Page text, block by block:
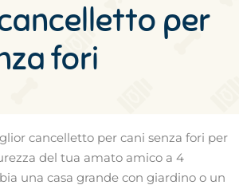
per
fori
cancelletto per cani senza fori per
del tua amato amico a 4
una casa grande con giardino o un